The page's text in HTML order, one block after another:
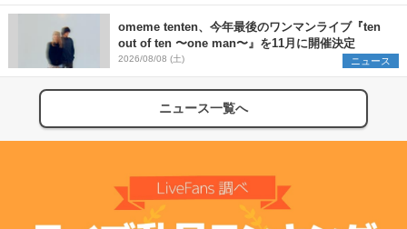
omeme tenten、今年最後のワンマンライブ『ten
out of ten 〜one man〜』を11月に開催決定
2026/08/08 (土) ニュース
ニュース一覧へ